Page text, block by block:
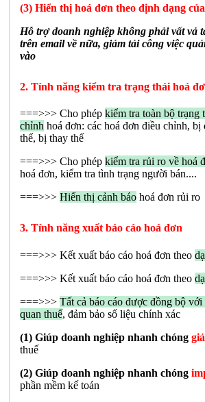
(3) Hiển thị hoá đơn theo định dạng
Hỗ trợ doanh nghiệp không phải vất vả
trên email về nữa, giảm tải công việc
vào
2. Tính năng kiểm tra trạng thái hoá
===>>> Cho phép kiểm tra toàn bộ trạng
chỉnh hoá đơn: các hoá đơn điều chỉnh, bị
thế, bị thay thế
===>>> Cho phép kiểm tra rủi ro về hoá
hoá đơn, kiểm tra tình trạng người bán....
===>>> Hiển thị cảnh báo hoá đơn rủi ro
3. Tính năng xuất báo cáo hoá đơn
===>>> Kết xuất báo cáo hoá đơn theo
===>>> Kết xuất báo cáo hoá đơn theo
===>>> Tất cả báo cáo được đồng bộ
quan thuế, đảm bảo số liệu chính xác
(1) Giúp doanh nghiệp nhanh chóng
thuế
(2) Giúp doanh nghiệp nhanh chóng
phần mềm kế toán